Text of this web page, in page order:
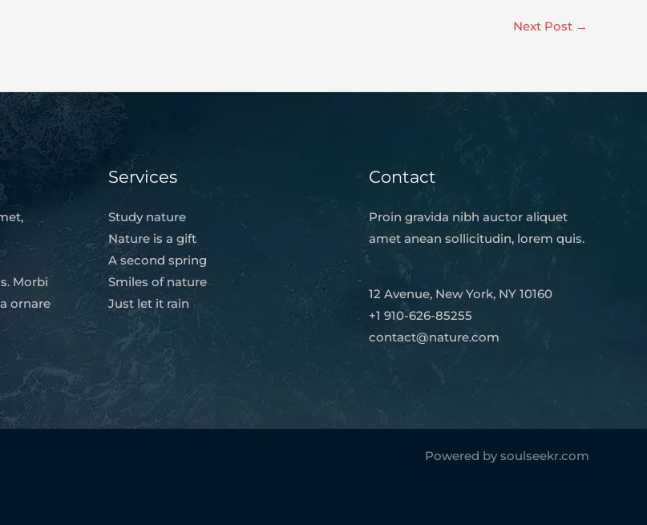
Next Post →
Morbi
ornare
Services
Study nature
Nature is a gift
A second spring
Smiles of nature
Just let it rain
Contact
Proin gravida nibh auctor aliquet
amet anean sollicitudin, lorem quis.
12 Avenue, New York, NY 10160
+1 910-626-85255
contact@nature.com
Powered by soulseekr.com